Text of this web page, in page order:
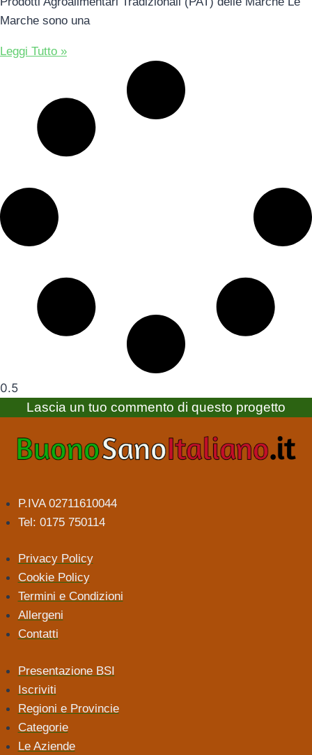
Marche sono una
Leggi Tutto »
Lascia un tuo commento di questo progetto
P.IVA 02711610044
Tel: 0175 750114
Privacy Policy
Cookie Policy
Termini e Condizioni
Allergeni
Contatti
Presentazione BSI
Iscriviti
Regioni e Provincie
Categorie
Le Aziende